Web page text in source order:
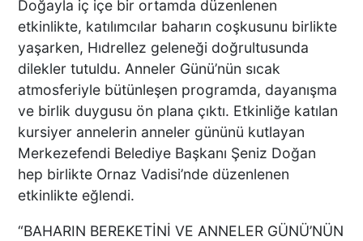
Doğayla iç içe bir ortamda düzenlenen
etkinlikte, katılımcılar baharın coşkusunu birlikte
yaşarken, Hıdrellez geleneği doğrultusunda
dilekler tutuldu. Anneler Günü’nün sıcak
atmosferiyle bütünleşen programda, dayanışma
ve birlik duygusu ön plana çıktı. Etkinliğe katılan
kursiyer annelerin anneler gününü kutlayan
Merkezefendi Belediye Başkanı Şeniz Doğan
hep birlikte Ornaz Vadisi’nde düzenlenen
etkinlikte eğlendi.
“BAHARIN BEREKETİNİ VE ANNELER GÜNÜ’NÜN